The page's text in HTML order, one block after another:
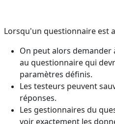
Lorsqu'un questionnaire est
On peut alors
au questionnaire qui
paramètres définis.
Les testeurs peuvent
réponses.
Les gestionnaires du
voir exactement les